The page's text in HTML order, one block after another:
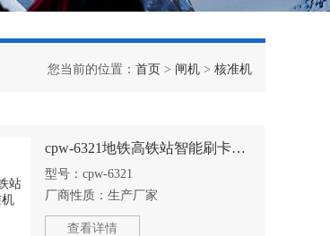
您当前的位置： 首页 > 闸机 > 核准机
cpw-6321地铁高铁站智能刷卡站台核准机
型号： cpw-6321
厂商性质： 生产厂家
查看详情